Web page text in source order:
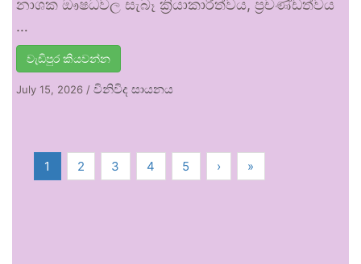
නාශක ඖෂධවල සැබෑ ක්‍රියාකාරීත්වය, ප්‍රචණ්ඩත්වය
…
වැඩිපුර කියවන්න
July 15, 2026 / විනිවිද සායනය
1 2 3 4 5 › »